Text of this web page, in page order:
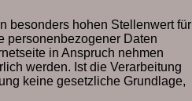
besonders hohen Stellenwert für
personenbezogener Daten
in Anspruch nehmen
werden. Ist die Verarbeitung
keine gesetzliche Grundlage,